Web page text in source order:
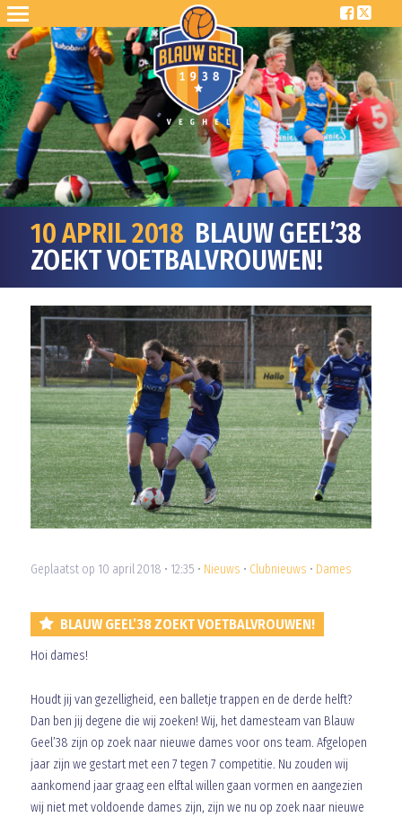
10 APRIL 2018 BLAUW GEEL’38
ZOEKT VOETBALVROUWEN!
Geplaatst op 10 april 2018 • 12:35 • Nieuws • Clubnieuws • Dames
BLAUW GEEL’38 ZOEKT VOETBALVROUWEN!
Hoi dames!
Houdt jij van gezelligheid, een balletje trappen en de derde helft?
Dan ben jij degene die wij zoeken! Wij, het damesteam van Blauw
Geel’38 zijn op zoek naar nieuwe dames voor ons team. Afgelopen
jaar zijn we gestart met een 7 tegen 7 competitie. Nu zouden wij
aankomend jaar graag een elftal willen gaan vormen en aangezien
wij niet met voldoende dames zijn, zijn we nu op zoek naar nieuwe